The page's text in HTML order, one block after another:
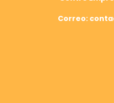
Correo: